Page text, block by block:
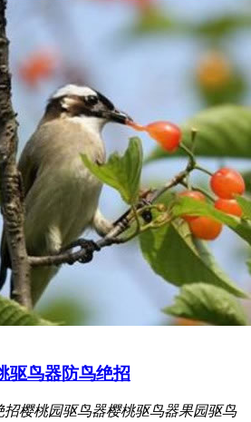
驱鸟器防鸟绝招
招樱桃园驱鸟器樱桃驱鸟器果园驱鸟